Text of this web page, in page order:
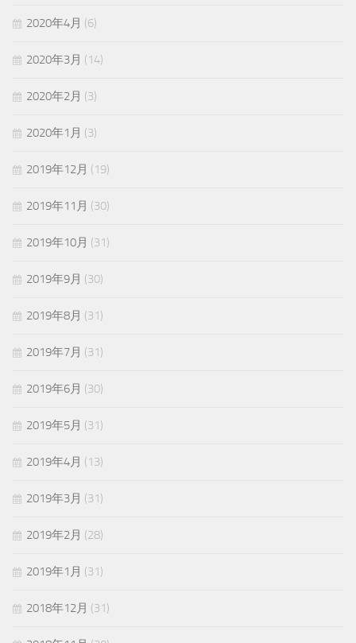
2020年4月 (6)
2020年3月 (14)
2020年2月 (3)
2020年1月 (3)
2019年12月 (19)
2019年11月 (30)
2019年10月 (31)
2019年9月 (30)
2019年8月 (31)
2019年7月 (31)
2019年6月 (30)
2019年5月 (31)
2019年4月 (13)
2019年3月 (31)
2019年2月 (28)
2019年1月 (31)
2018年12月 (31)